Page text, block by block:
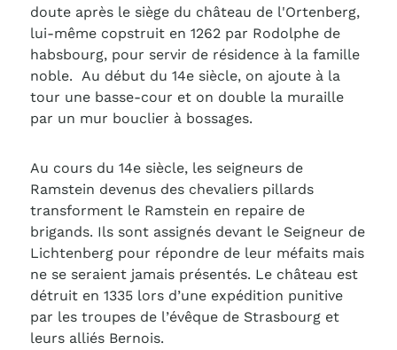
doute après le siège du château de l'Ortenberg,
lui-même copstruit en 1262 par Rodolphe de
habsbourg, pour servir de résidence à la famille
noble. Au début du 14e siècle, on ajoute à la
tour une basse-cour et on double la muraille
par un mur bouclier à bossages.
Au cours du 14e siècle, les seigneurs de
Ramstein devenus des chevaliers pillards
transforment le Ramstein en repaire de
brigands. Ils sont assignés devant le Seigneur de
Lichtenberg pour répondre de leur méfaits mais
ne se seraient jamais présentés. Le château est
détruit en 1335 lors d’une expédition punitive
par les troupes de l’évêque de Strasbourg et
leurs alliés Bernois.